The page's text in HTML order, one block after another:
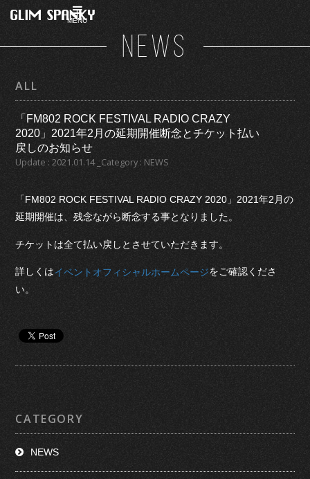
MENU
NEWS
ALL
「FM802 ROCK FESTIVAL RADIO CRAZY
2020」2021年2月の延期開催断念とチケット払い
戻しのお知らせ
Update : 2021.01.14 _Category : NEWS
「FM802 ROCK FESTIVAL RADIO CRAZY 2020」2021年2月の
延期開催は、残念ながら断念する事となりました。
チケットは全て払い戻しとさせていただきます。
詳しくはイベントオフィシャルホームページをご確認くださ
い。
CATEGORY
NEWS